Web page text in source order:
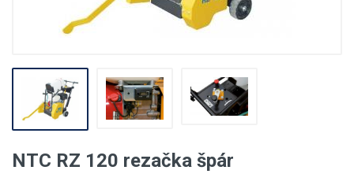
NTC RZ 120 rezačka špár